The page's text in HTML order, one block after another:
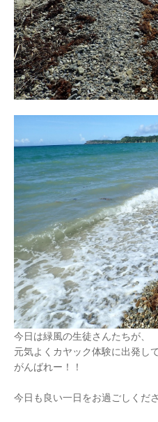
今日は緑風の生徒さんたちが、
元気よくカヤック体験に出発し
がんばれー！！
今日も良い一日をお過ごしくだ